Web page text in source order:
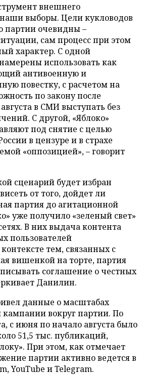
внешнего
выборы. Цели кукловодов
партии очевидны –
сам процесс при этом
характер. С одной
использовать как
антивоенную и
повестку, с расчетом на
по закону после
в СМИ выступать без
С другой, «Яблоко»
под снятие с целью
в цензуре и в страхе
«оппозицией», – говорит
сценарий будет избран
от того, дойдет ли
партия до агитационной
уже получило «зеленый свет»
В них выдача контента
пользователей
тем, связанных с
вишенкой на торте, партия
соглашение о честных
Данилин.
данные о масштабах
вокруг партии. По
с июня по начало августа было
51,5 тыс. публикаций,
При этом, как отмечает
партии активно ведется в
YouTube и Telegram.